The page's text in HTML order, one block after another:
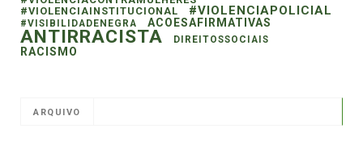
#VIOLENCIAINSTITUCIONAL
#VIOLENCIAPOLICIAL
#VISIBILIDADENEGRA ACOESAFIRMATIVAS
ANTIRRACISTA DIREITOSSOCIAIS
RACISMO
ARQUIVO